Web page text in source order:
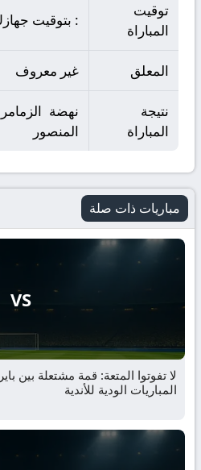
توقيت
المباراة
: بتوقيت
المعلق غير معروف
نتيجة
المباراة
المنصور
مباريات ذات صلة
VS
لا تفوتوا المتعة: قمة مشتعلة بين
المباريات الودية للأندية